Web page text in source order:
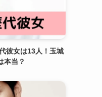
彼女は13人！玉城
本当？